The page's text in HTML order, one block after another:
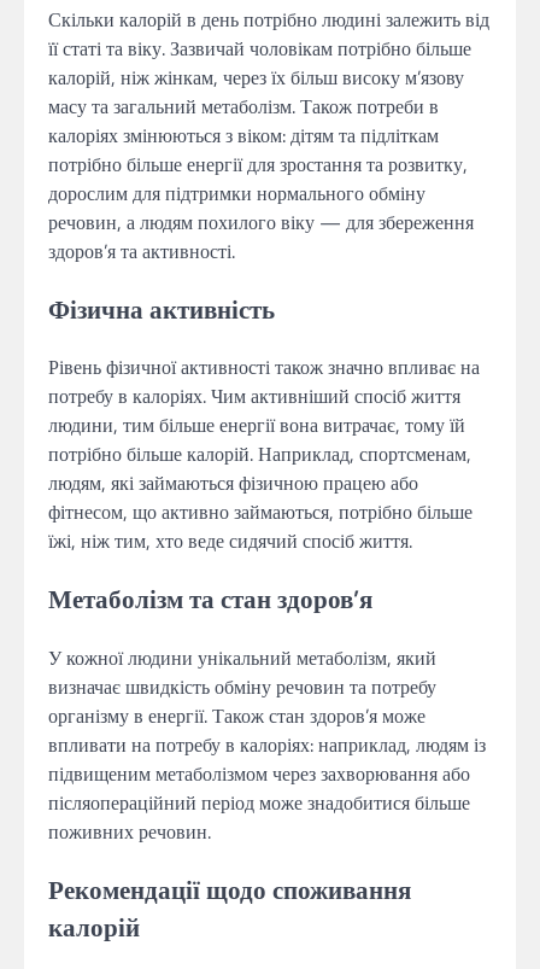
Скільки калорій в день потрібно людині залежить від
її статі та віку. Зазвичай чоловікам потрібно більше
калорій, ніж жінкам, через їх більш високу м’язову
масу та загальний метаболізм. Також потреби в
калоріях змінюються з віком: дітям та підліткам
потрібно більше енергії для зростання та розвитку,
дорослим для підтримки нормального обміну
речовин, а людям похилого віку — для збереження
здоров’я та активності.
Фізична активність
Рівень фізичної активності також значно впливає на
потребу в калоріях. Чим активніший спосіб життя
людини, тим більше енергії вона витрачає, тому їй
потрібно більше калорій. Наприклад, спортсменам,
людям, які займаються фізичною працею або
фітнесом, що активно займаються, потрібно більше
їжі, ніж тим, хто веде сидячий спосіб життя.
Метаболізм та стан здоров’я
У кожної людини унікальний метаболізм, який
визначає швидкість обміну речовин та потребу
організму в енергії. Також стан здоров’я може
впливати на потребу в калоріях: наприклад, людям із
підвищеним метаболізмом через захворювання або
післяопераційний період може знадобитися більше
поживних речовин.
Рекомендації щодо споживання
калорій